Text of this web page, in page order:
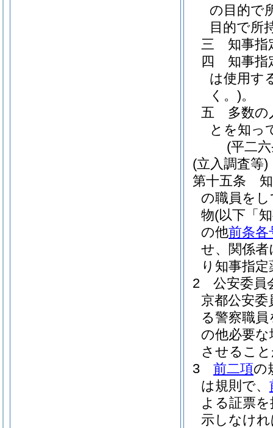
の目的で
目的で所
三
知事指
四
知事指
は使用す
く。)。
五
多数
とを知っ
(平二
(立入調査等)
第十五条
の職員を
物(以下「
の他前条各
せ、関係
り知事指
2
公安委員
京都公安委
る警察職
の他必要
させるこ
3
前二項の
は規則で、
よる証票
示しなけ